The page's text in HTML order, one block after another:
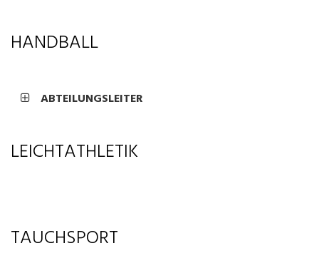
HANDBALL
ABTEILUNGSLEITER
LEICHTATHLETIK
TAUCHSPORT